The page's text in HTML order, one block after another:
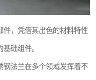
件，凭借其出色的材料特性
础组件。
钢法兰在多个领域发挥着不